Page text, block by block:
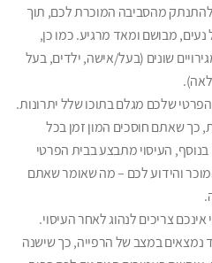
מהסביבה המוכרת לכם, תוך
מבושם ומאד מרגיע. כמו כן,
שונים (בעל/אישה, ילדים, בעל
שלכם מגלם בתוכו שלל יתרונות.
כך שאתם חוסכים המון זמן בכל
העיסוי מתבצע בבית הפרטי
והידוע לכם – מה שאומר שאתם
צריכים לנהוג לאחר העיסוי.
נמצאים במצב של הרפייה, כך שישנה